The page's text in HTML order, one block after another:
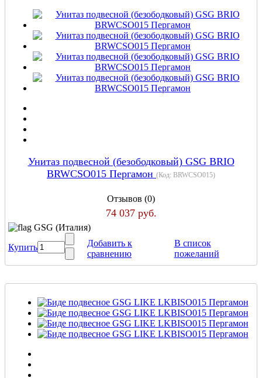
Унитаз подвесной (безободковый) GSG BRIO
BRWCSO015 Пергамон (Код: BRWCSO015)
Отзывов (0)
74 037 руб.
GSG (Италия)
Купить
Добавить к
сравнению
В список
пожеланий